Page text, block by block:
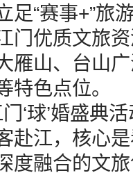
足“赛事+”旅
门优质文旅
雁山、台山
特色点位。
‘球’婚盛典
赴江，核心
度融合的文